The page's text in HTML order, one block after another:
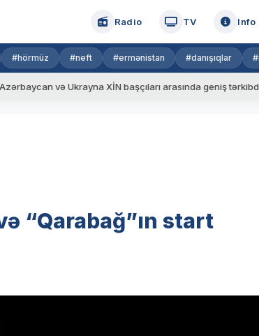
Radio TV Info
#hörmüz #neft #ermənistan #danışıqlar
və Ukrayna XİN başçıları arasında geniş tərkibdə
“Qarabağ”ın start